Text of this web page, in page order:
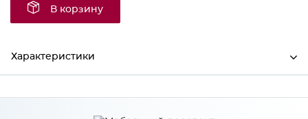
В корзину
Характеристики
Производитель Сурская мебель